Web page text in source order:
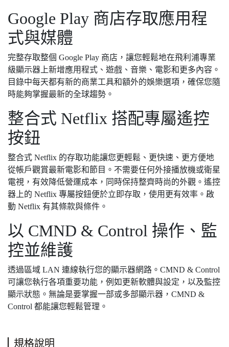
Google Play 商店存取應用程
式與媒體
完整存取整個 Google Play 商店，讓您輕鬆地在飛利浦專業
級顯示器上新增應用程式、遊戲、音樂、電影和更多內容。
目錄中每天都有新的商業工具和額外的娛樂選項，確保您隨
時能夠掌握最新的全球趨勢。
整合式 Netflix 搭配專屬遙控
按鈕
整合式 Netflix 的存取功能讓您更輕鬆、更快速、更方便地
從帳戶觀賞最新電影和節目。不需要任何外接播放機或衛星
電視，有效降低營運成本，同時保持整齊時尚的外觀。遙控
器上的 Netflix 專屬按鈕便於立即存取，使用更有效率。啟
動 Netflix 有其條款與條件。
以 CMND & Control 操作、監
控並維護
透過區域 LAN 連線執行您的顯示器網路。CMND & Control
可讓您執行各項重要功能，例如更新軟體與設定，以及監控
顯示狀態。無論是要掌握一部或多部顯示器，CMND &
Control 都能讓您輕鬆管理。
規格說明